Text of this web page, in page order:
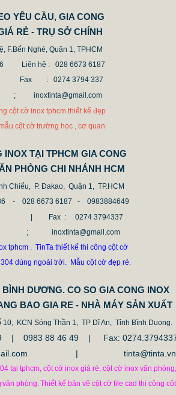
YÊU CẦU, GIA CONG
RẺ - TRỤ SỞ CHÍNH
Nghé, Quận 1, TPHCM
Liên hệ : 028 6673 6187
Fax
: 0274 3794 337
;
inoxtinta@gmail.com
cột cờ inox tphcm thiết kế đẹp
cột cờ trường học , cơ quan
INOX TẠI TPHCM GIA CONG
PHÒNG CHI NHÁNH HCM
Chiểu, P. Đakao, Quận 1, TP.HCM
- 028 6673 6187 -
0983884649
779 | Fax :
0274 3794337
; inoxtinta@gmail.com
tphcm . TinTa thiết kế thi công cột cờ
dùng ngoài trời. Mẫu cột cờ đẹp rẻ.
DƯƠNG. CO SO GIA CONG INOX
BAO GIA RE - NHÀ MÁY SẢN XUẤT
KCN Sóng Thần 1, TP Dĩ An, Tỉnh Bình Duong.
| 0983 88 46 49 |
Fax:
| tinta@tinta.vn
tại tphcm, cột cờ inox giá rẻ, cột cờ inox văn phòng,
văn phòng.Thiết kế bản vẽ cột cờ file cad thi công cột